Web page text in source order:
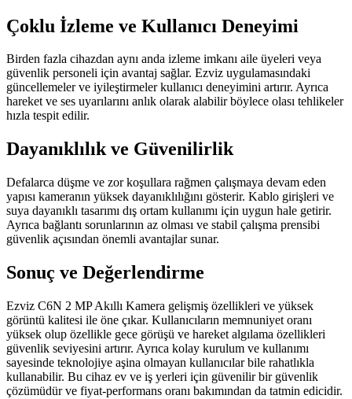
Çoklu İzleme ve Kullanıcı Deneyimi
Birden fazla cihazdan aynı anda izleme imkanı aile üyeleri veya
güvenlik personeli için avantaj sağlar. Ezviz uygulamasındaki
güncellemeler ve iyileştirmeler kullanıcı deneyimini artırır. Ayrıca
hareket ve ses uyarılarını anlık olarak alabilir böylece olası tehlikeler
hızla tespit edilir.
Dayanıklılık ve Güvenilirlik
Defalarca düşme ve zor koşullara rağmen çalışmaya devam eden
yapısı kameranın yüksek dayanıklılığını gösterir. Kablo girişleri ve
suya dayanıklı tasarımı dış ortam kullanımı için uygun hale getirir.
Ayrıca bağlantı sorunlarının az olması ve stabil çalışma prensibi
güvenlik açısından önemli avantajlar sunar.
Sonuç ve Değerlendirme
Ezviz C6N 2 MP Akıllı Kamera gelişmiş özellikleri ve yüksek
görüntü kalitesi ile öne çıkar. Kullanıcıların memnuniyet oranı
yüksek olup özellikle gece görüşü ve hareket algılama özellikleri
güvenlik seviyesini artırır. Ayrıca kolay kurulum ve kullanımı
sayesinde teknolojiye aşina olmayan kullanıcılar bile rahatlıkla
kullanabilir. Bu cihaz ev ve iş yerleri için güvenilir bir güvenlik
çözümüdür ve fiyat-performans oranı bakımından da tatmin edicidir.